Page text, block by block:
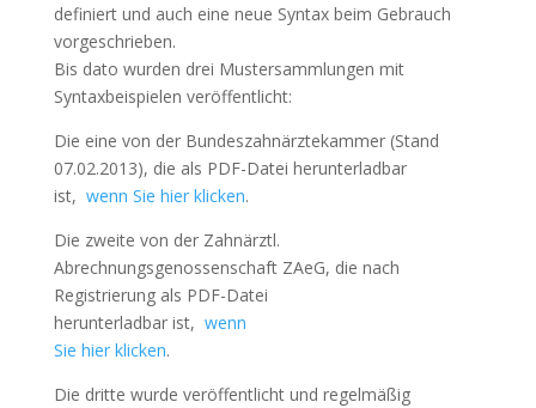
definiert und auch eine neue Syntax beim Gebrauch
vorgeschrieben.
Bis dato wurden drei Mustersammlungen mit
Syntaxbeispielen veröffentlicht:
Die eine von der Bundeszahnärztekammer (Stand
07.02.2013), die als PDF-Datei herunterladbar
ist, wenn Sie hier klicken.
Die zweite von der Zahnärztl.
Abrechnungsgenossenschaft ZAeG, die nach
Registrierung als PDF-Datei
herunterladbar ist, wenn
Sie hier klicken.
Die dritte wurde veröffentlicht und regelmäßig